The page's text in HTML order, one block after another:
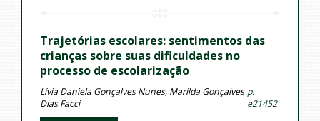
Trajetórias escolares: sentimentos das
crianças sobre suas dificuldades no
processo de escolarização
Lívia Daniela Gonçalves Nunes, Marilda Gonçalves
Dias Facci
p.
e21452